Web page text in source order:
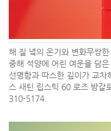
해 질 녘의 온기와 변화무쌍
중해 석양에 어린 여운을 담
선명함과 따스한 깊이가 교차
스 새틴 립스틱 60 로즈 방갈
310-5174.